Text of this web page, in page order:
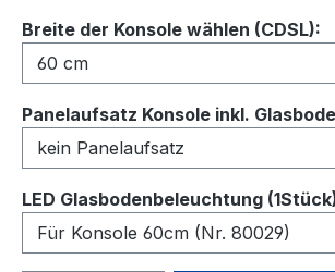
Breite der Konsole wählen (CDSL):
Panelaufsatz Konsole inkl.
LED Glasbodenbeleuchtung